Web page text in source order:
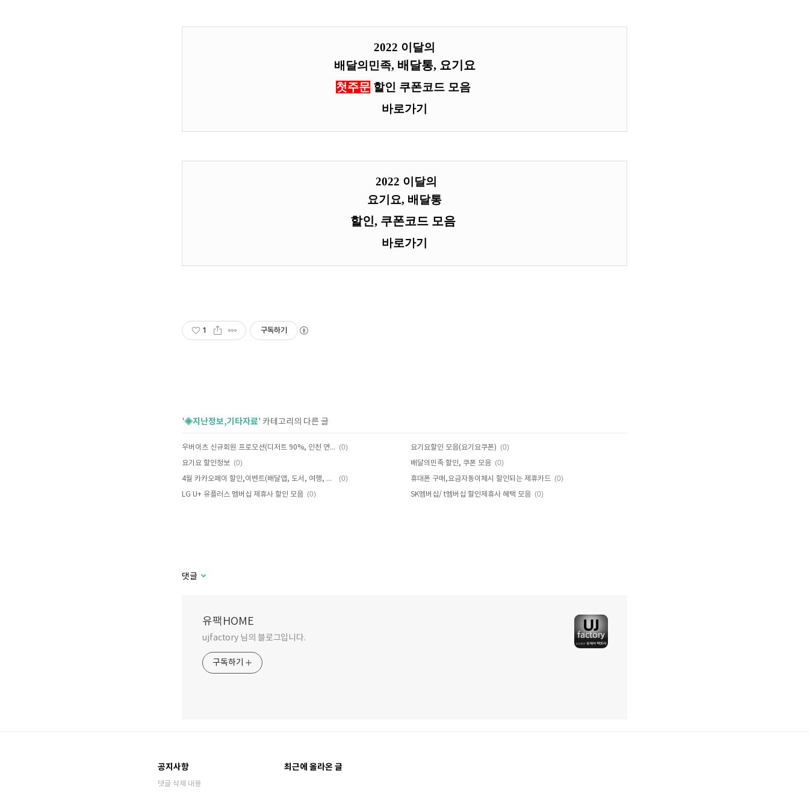
2022 이달의
배달의민족, 배달통, 요기요
첫주문 할인 쿠폰코드 모음
바로가기
2022 이달의
요기요, 배달통
할인, 쿠폰코드 모음
바로가기
1 구독하기
'◈지난정보,기타자료' 카테고리의 다른 글
우버이츠 신규회원 프로모션(디저트 90%, 인천 연수구 특가, 치맥 50%) (0) 요기요할인 모음(요기요쿠폰) (0)
요기요 할인정보 (0) 배달의민족 할인, 쿠폰 모음 (0)
4월 카카오페이 할인,이벤트(배달앱, 도서, 여행, 면세점 외) (0) 휴대폰 구매,요금자동이체시 할인되는 제휴카드 (0)
LG U+ 유플러스 멤버십 제휴사 할인 모음 (0) SK멤버십/ t멤버십 할인제휴사 혜택 모음 (0)
댓글
유팩HOME
ujfactory 님의 블로그입니다.
구독하기
공지사항
댓글 삭제 내용
최근에 올라온 글